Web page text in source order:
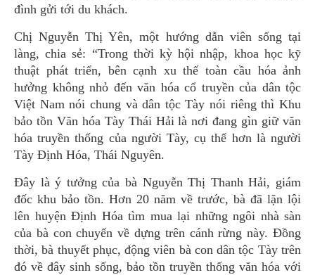
đình gửi tới du khách.
Chị Nguyễn Thị Yên, một hướng dẫn viên sống tại
làng, chia sẻ: “Trong thời kỳ hội nhập, khoa học kỹ
thuật phát triển, bên cạnh xu thế toàn cầu hóa ảnh
hưởng không nhỏ đến văn hóa cổ truyền của dân tộc
Việt Nam nói chung và dân tộc Tày nói riêng thì Khu
bảo tồn Văn hóa Tày Thái Hải là nơi đang gìn giữ văn
hóa truyền thống của người Tày, cụ thể hơn là người
Tày Định Hóa, Thái Nguyên.
Đây là ý tưởng của bà Nguyễn Thị Thanh Hải, giám
đốc khu bảo tồn. Hơn 20 năm về trước, bà đã lặn lội
lên huyện Định Hóa tìm mua lại những ngôi nhà sàn
của bà con chuyển về dựng trên cánh rừng này. Đồng
thời, bà thuyết phục, động viên bà con dân tộc Tày trên
đó về đây sinh sống, bảo tồn truyền thống văn hóa với